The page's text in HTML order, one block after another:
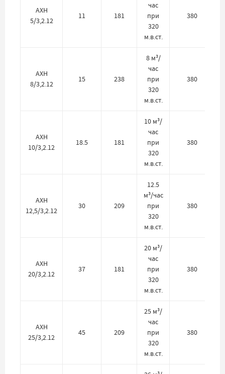
АХН
5/3,2.12
11 181
час
при
320
м.в.ст.
380
АХН
8/3,2.12
15 238
8 м³/
час
при
320
м.в.ст.
380
АХН
10/3,2.12
18.5 181
10 м³/
час
при
320
м.в.ст.
380
АХН
12,5/3,2.12
30 209
12.5
м³/час
при
320
м.в.ст.
380
АХН
20/3,2.12
37 181
20 м³/
час
при
320
м.в.ст.
380
АХН
25/3,2.12
45 209
25 м³/
час
при
320
м.в.ст.
380